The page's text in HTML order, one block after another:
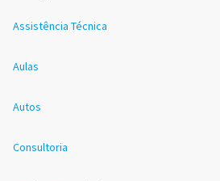
Assistência Técnica
Aulas
Autos
Consultoria